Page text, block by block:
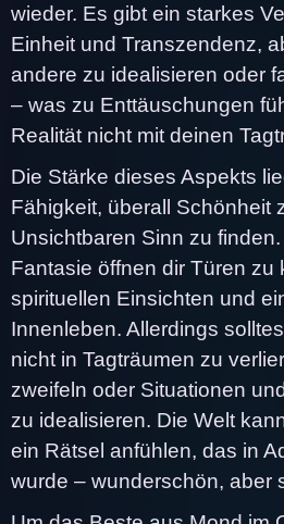
wieder. Es gibt ein starkes
Einheit und Transzendenz,
andere zu idealisieren oder
– was zu Enttäuschungen
Realität nicht mit deinen
Die Stärke dieses Aspekts
Fähigkeit, überall Schönheit
Unsichtbaren Sinn zu
Fantasie öffnen dir Türen zu
spirituellen Einsichten und
Innenleben. Allerdings
nicht in Tagträumen zu
zweifeln oder Situationen
zu idealisieren. Die Welt
ein Rätsel anfühlen, das in
wurde – wunderschön, aber